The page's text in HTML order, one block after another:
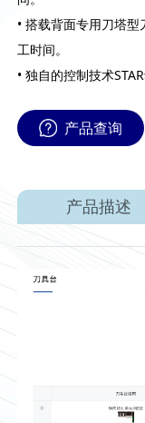
• 搭载背面专用刀塔
工时间。
• 独自的控制技术
产品查询
产品描述